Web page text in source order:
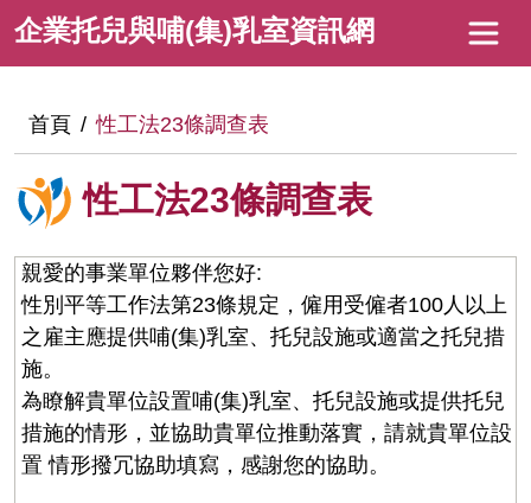
到企
業
托
兒
與
哺
(集)
乳
室
資
訊
網
企業托兒與哺(集)乳室資訊網
:::
首頁 性工法23條調查表
性工法23條調查表
親愛的事業單位夥伴您好:
性別平等工作法第23條規定，僱用受僱者100人以上
之雇主應提供哺(集)乳室、托兒設施或適當之托兒措
施。
為瞭解貴單位設置哺(集)乳室、托兒設施或提供托兒
措施的情形，並協助貴單位推動落實，請就貴單位設
置 情形撥冗協助填寫，感謝您的協助。